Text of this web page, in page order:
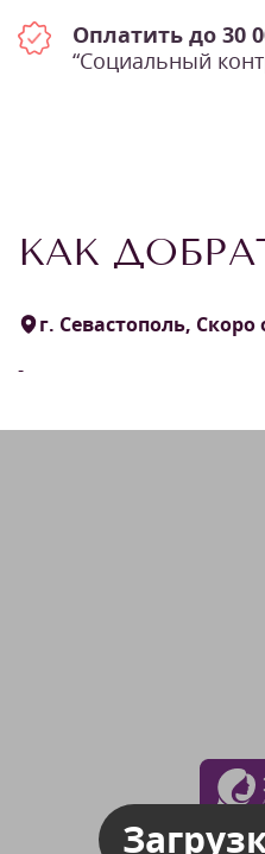
Оплатить до 30
“Социальный
КАК
г. Севастополь,
-